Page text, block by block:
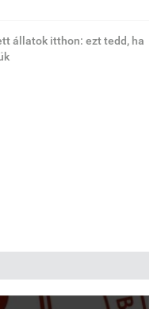
állatok itthon: ezt tedd, ha